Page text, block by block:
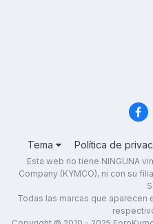
Tema Política de
Esta web no tiene NINGUNA
Company (KYMCO), ni con su
Todas las marcas que